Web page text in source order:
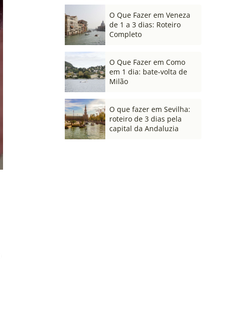
O Que Fazer em Veneza
de 1 a 3 dias: Roteiro
Completo
O Que Fazer em Como
em 1 dia: bate-volta de
Milão
O que fazer em Sevilha:
roteiro de 3 dias pela
capital da Andaluzia